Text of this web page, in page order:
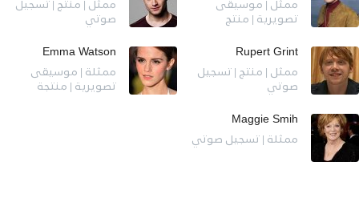
ممثل | موسيقى
تصويرية | منتج
ممثل | منتج | تسجيل
صوتي
Rupert Grint
ممثل | منتج | تسجيل
صوتي
Emma Watson
ممثلة | موسيقى
تصويرية | منتجة
Maggie Smih
ممثلة | تسجيل صوتي